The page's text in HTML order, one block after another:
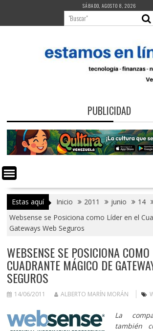
contenido
SÁBADO, AGOSTO 8, 2026
PUBLICIDAD
Estas aquí Inicio 2011 junio
14
Websense se Posiciona como Líder en el
Gateways Web Seguros
WEBSENSE SE POSICIONA
CUADRANTE MÁGICO DE
SEGUROS
14/06/2011 ALBERTO MARÍN MORÁN
La
también